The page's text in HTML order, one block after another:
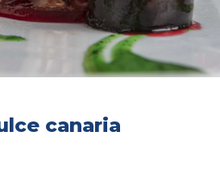
canaria